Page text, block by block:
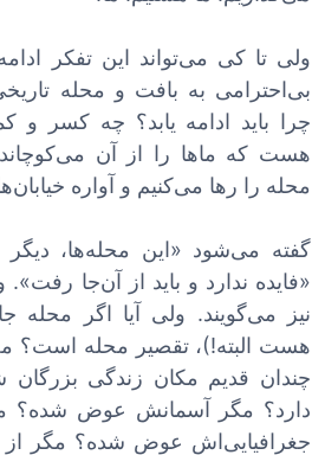
ولی تا کی می‌تواند این تفکر
بی‌احترامی به بافت و محله
چرا باید ادامه یابد؟ چه کسر و
هست که ماها را از آن می‌کوچاند
محله را رها می‌کنیم و آواره
گفته می‌شود «این محله‌ها،
«فایده ندارد و باید از آن‌جا
نیز می‌گویند. ولی آیا اگر
هست البته!)، تقصیر محله است؟
چندان قدیم مکان زندگی
دارد؟ مگر آسمانش عوض شده؟
جغرافیایی‌اش عوض شده؟ مگر از